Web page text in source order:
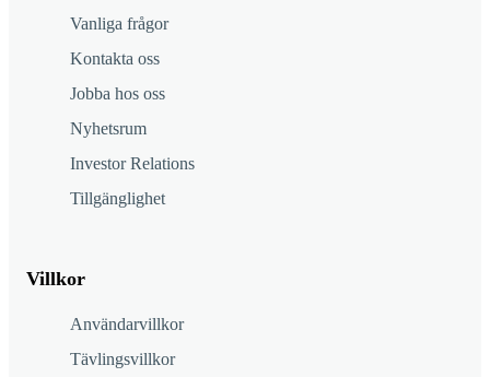
Vanliga frågor
Kontakta oss
Jobba hos oss
Nyhetsrum
Investor Relations
Tillgänglighet
Villkor
Användarvillkor
Tävlingsvillkor